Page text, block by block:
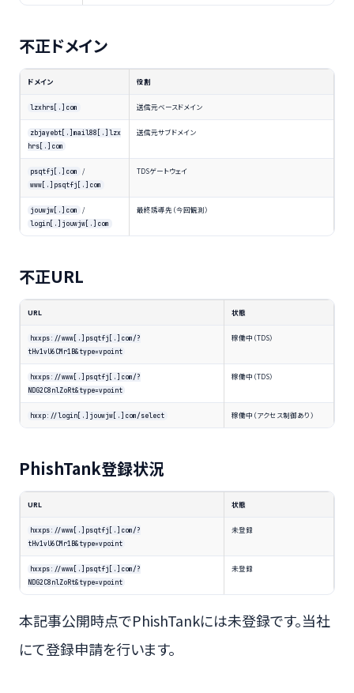
不正ドメイン
ドメイン 役割
lzxhrs[.]com 送信元ベースドメイン
zbjayebt[.]mail88[.]lzx
hrs[.]com
送信元サブドメイン
psqtfj[.]com /
www[.]psqtfj[.]com
TDSゲートウェイ
jouwjw[.]com /
login[.]jouwjw[.]com
最終誘導先（今回観測）
不正URL
URL 状態
hxxps://www[.]psqtfj[.]com/?
tHv1vU6CMr1B&type=vpoint
稼働中（TDS）
hxxps://www[.]psqtfj[.]com/?
NDG2C8nlZoRt&type=vpoint
稼働中（TDS）
hxxp://login[.]jouwjw[.]com/select 稼働中（アクセス制御あり）
PhishTank登録状況
URL 状態
hxxps://www[.]psqtfj[.]com/?
tHv1vU6CMr1B&type=vpoint
未登録
hxxps://www[.]psqtfj[.]com/?
NDG2C8nlZoRt&type=vpoint
未登録
本記事公開時点でPhishTankには未登録です。当社
にて登録申請を行います。